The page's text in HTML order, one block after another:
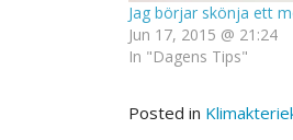
Jag börjar skönja ett
Jun 17, 2015 @ 21:24
In "Dagens Tips"
Posted in